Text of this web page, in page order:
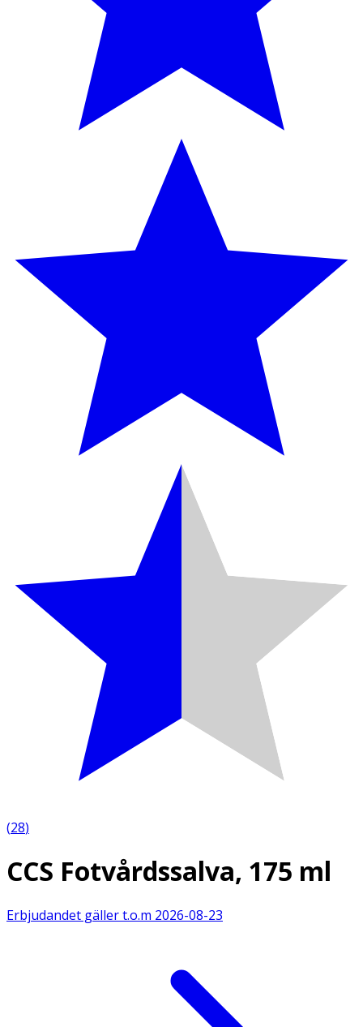
(28)
CCS Fotvårdssalva, 175 ml
Erbjudandet gäller t.o.m 2026-08-23